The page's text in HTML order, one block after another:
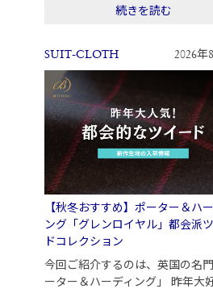
続きを読む
SUIT-CLOTH 2026年
【秋冬おすすめ】ポーター＆ハ
ング「グレンロイヤル」都会派
ドコレクション
今回ご紹介するのは、英国の名
ーター＆ハーディング」 昨年大